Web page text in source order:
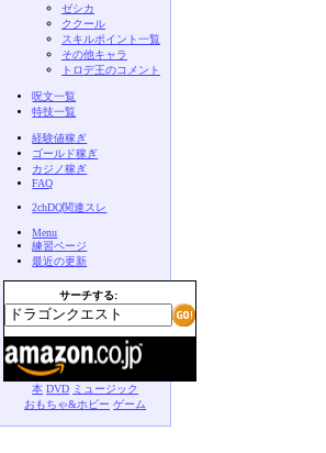
ゼシカ
ククール
スキルポイント一覧
その他キャラ
トロデ王のコメント
呪文一覧
特技一覧
経験値稼ぎ
ゴールド稼ぎ
カジノ稼ぎ
FAQ
2chDQ関連スレ
Menu
練習ページ
最近の更新
サーチする:
本 DVD ミュージック
おもちゃ&ホビー ゲーム